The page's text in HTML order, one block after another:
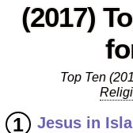
(2017)
Top Ten
Jesus in